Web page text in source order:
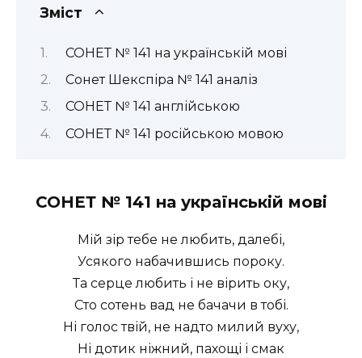
Зміст
СОНЕТ № 141 на українській мові
Сонет Шекспіра № 141 аналіз
СОНЕТ № 141 англійською
СОНЕТ № 141 російською мовою
СОНЕТ № 141 на українській мові
Мій зір тебе не любить, далебі,
Усякого набачившись пороку.
Та серце любить і не вірить оку,
Сто сотень вад не бачачи в тобі.
Ні голос твій, не надто милий вуху,
Ні дотик ніжний, пахощі і смак